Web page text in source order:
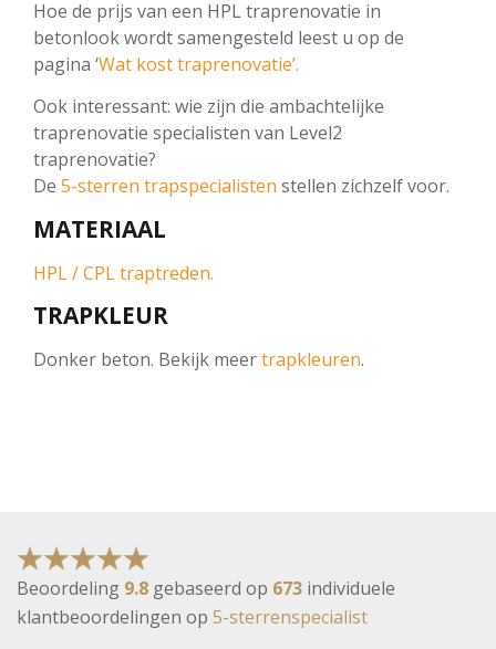
Hoe de prijs van een HPL traprenovatie in
betonlook wordt samengesteld leest u op de
pagina ‘Wat kost traprenovatie’.
Ook interessant: wie zijn die ambachtelijke
traprenovatie specialisten van Level2
traprenovatie?
De 5-sterren trapspecialisten stellen zichzelf voor.
MATERIAAL
HPL / CPL traptreden.
TRAPKLEUR
Donker beton. Bekijk meertrapkleuren.
Beoordeling 9.8 gebaseerd op 673 individuele
klantbeoordelingen op 5-sterrenspecialist